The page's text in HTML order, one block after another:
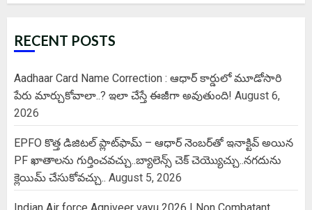
RECENT POSTS
Aadhaar Card Name Correction : ఆధార్ కార్డులో మూడోసారి
పేరు మార్చుకోవాలా..? ఇలా చేస్తే ఈజీగా అవుతుంది! August 6,
2026
EPFO కొత్త డిజిటల్ ప్లాట్‌ఫామ్‌ – ఆధార్ నెంబర్‌తో ఇనాక్టివ్ అయిన
PF ఖాతాలను గుర్తించవచ్చు..బ్యాలెన్స్ చెక్ చెయ్యొచ్చు..నగదును
క్లెయిమ్ చేసుకోవచ్చు.. August 5, 2026
Indian Air force Agniveer vayu 2026 | Non Combatant